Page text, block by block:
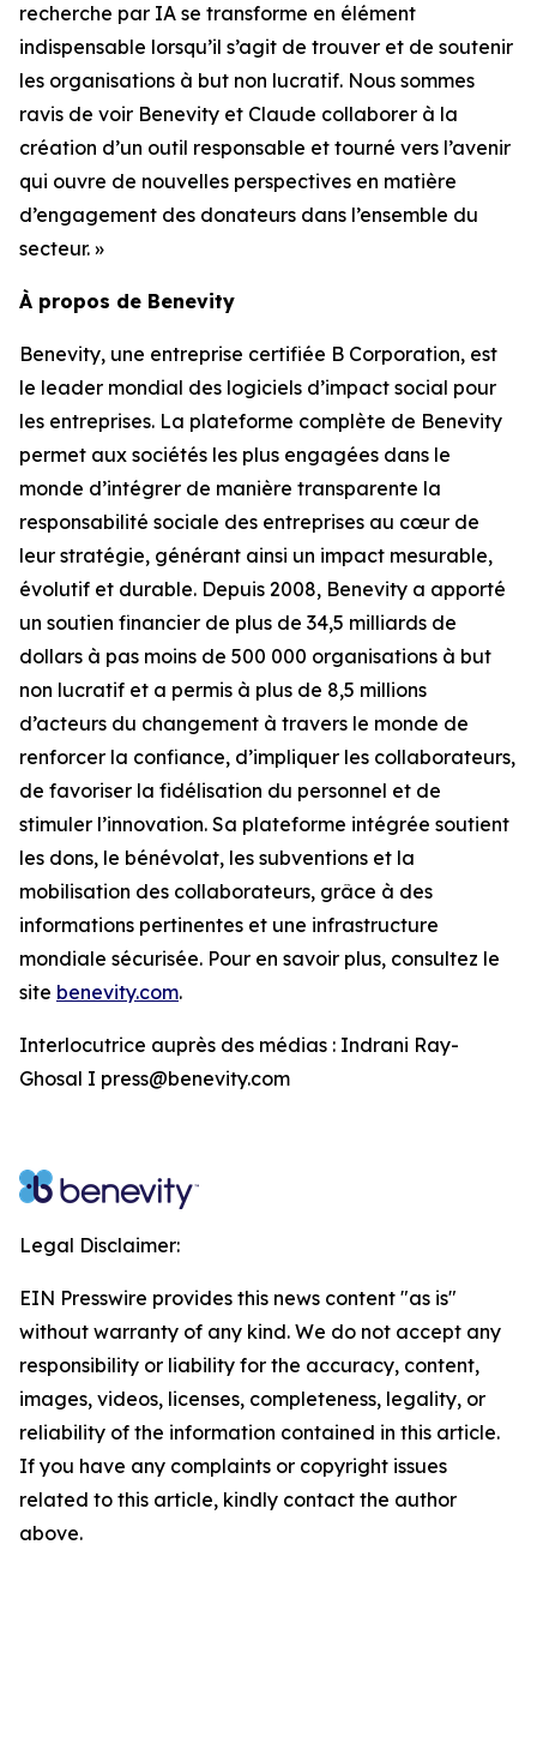
recherche par IA se transforme en élément
indispensable lorsqu’il s’agit de trouver et de soutenir
les organisations à but non lucratif. Nous sommes
ravis de voir Benevity et Claude collaborer à la
création d’un outil responsable et tourné vers l’avenir
qui ouvre de nouvelles perspectives en matière
d’engagement des donateurs dans l’ensemble du
secteur. »
À propos de Benevity
Benevity, une entreprise certifiée B Corporation, est
le leader mondial des logiciels d’impact social pour
les entreprises. La plateforme complète de Benevity
permet aux sociétés les plus engagées dans le
monde d’intégrer de manière transparente la
responsabilité sociale des entreprises au cœur de
leur stratégie, générant ainsi un impact mesurable,
évolutif et durable. Depuis 2008, Benevity a apporté
un soutien financier de plus de 34,5 milliards de
dollars à pas moins de 500 000 organisations à but
non lucratif et a permis à plus de 8,5 millions
d’acteurs du changement à travers le monde de
renforcer la confiance, d’impliquer les collaborateurs,
de favoriser la fidélisation du personnel et de
stimuler l’innovation. Sa plateforme intégrée soutient
les dons, le bénévolat, les subventions et la
mobilisation des collaborateurs, grâce à des
informations pertinentes et une infrastructure
mondiale sécurisée. Pour en savoir plus, consultez le
site benevity.com.
Interlocutrice auprès des médias : Indrani Ray-
Ghosal I press@benevity.com
Legal Disclaimer:
EIN Presswire provides this news content "as is"
without warranty of any kind. We do not accept any
responsibility or liability for the accuracy, content,
images, videos, licenses, completeness, legality, or
reliability of the information contained in this article.
If you have any complaints or copyright issues
related to this article, kindly contact the author
above.